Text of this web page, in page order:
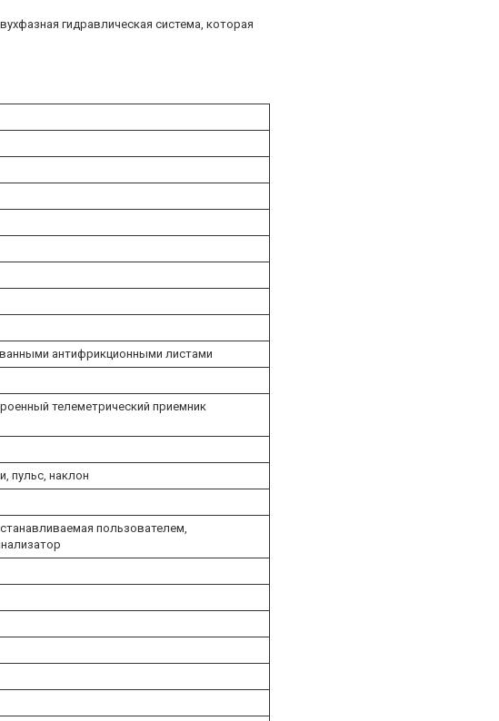
гидравлическая система, которая
антифрикционными листами
телеметрический приемник
пульс, наклон
пользователем,